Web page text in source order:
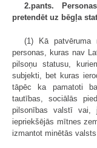
2.pants.
pretendēt uz bēgļa
(1) Kā patvēruma
personas, kuras nav
pilsoņu statusu,
subjekti, bet kuras
tāpēc ka pamatoti
tautības, sociālās
pilsonības valstī
iepriekšējās mītnes
izmantot minētās